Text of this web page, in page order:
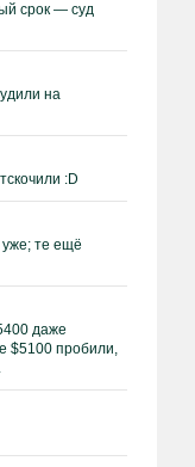
срок — суд
на
:D
уже; те ещё
даже
$5100 пробили,